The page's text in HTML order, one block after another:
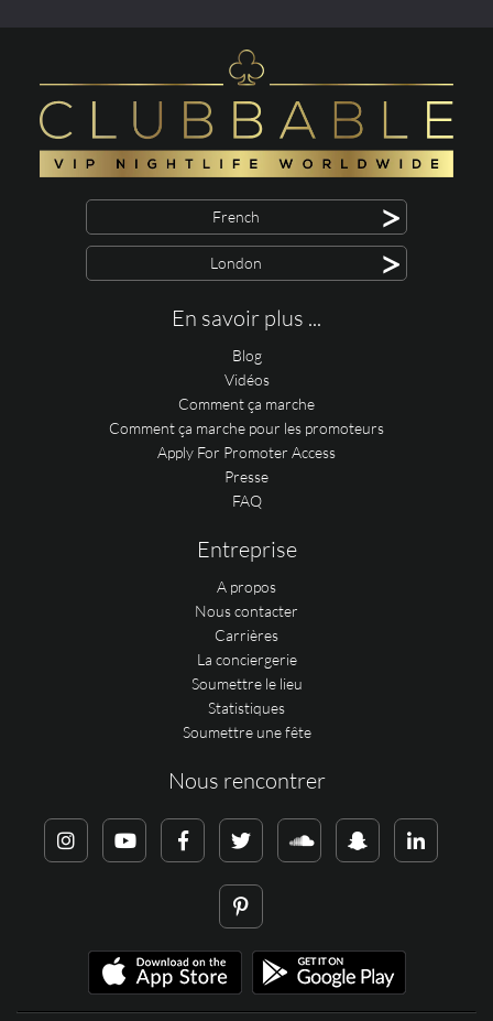
French >
London >
En savoir plus ...
Blog
Vidéos
Comment ça marche
Comment ça marche pour les promoteurs
Apply For Promoter Access
Presse
FAQ
Entreprise
A propos
Nous contacter
Carrières
La conciergerie
Soumettre le lieu
Statistiques
Soumettre une fête
Nous rencontrer